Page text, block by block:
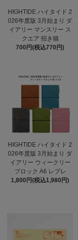
HIGHTIDE ハイタイド 2
026年度版 3月始まり ダ
イアリー マンスリー ス
クエア 招き猫
700円(税込770円)
HIGHTIDE ハイタイド 2
026年度版 3月始まり ダ
イアリー ウィークリー
ブロック A6 レプレ
1,800円(税込1,980円)